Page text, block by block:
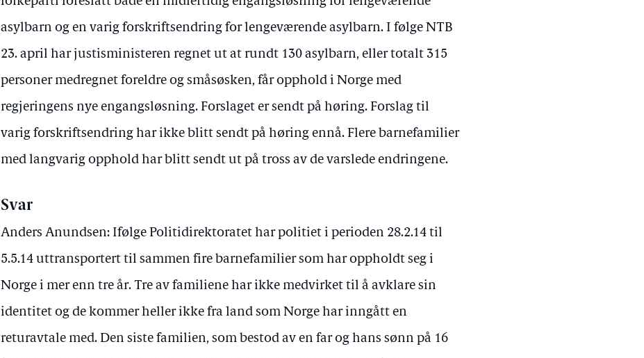
asylbarn og en varig forskriftsendring for lengeværende asylbarn. I følge NTB
23. april har justisministeren regnet ut at rundt 130 asylbarn, eller totalt 315
personer medregnet foreldre og småsøsken, får opphold i Norge med
regjeringens nye engangsløsning. Forslaget er sendt på høring. Forslag til
varig forskriftsendring har ikke blitt sendt på høring ennå. Flere barnefamilier
med langvarig opphold har blitt sendt ut på tross av de varslede endringene.
Svar
Anders Anundsen: Ifølge Politidirektoratet har politiet i perioden 28.2.14 til
5.5.14 uttransportert til sammen fire barnefamilier som har oppholdt seg i
Norge i mer enn tre år. Tre av familiene har ikke medvirket til å avklare sin
identitet og de kommer heller ikke fra land som Norge har inngått en
returavtale med. Den siste familien, som bestod av en far og hans sønn på 16